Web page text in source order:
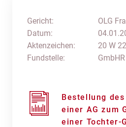
Gericht:
Datum:
Aktenzeichen:
Fundstelle:
OLG
20 W
Bestellung
einer AG zum
einer Tochter-